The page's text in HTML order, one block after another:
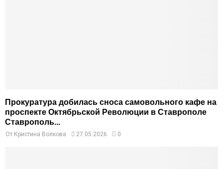
Прокуратура добилась сноса самовольного кафе на
проспекте Октябрьской Революции в Ставрополе
Ставрополь...
От Кристина Волкова 27.05.2026 0